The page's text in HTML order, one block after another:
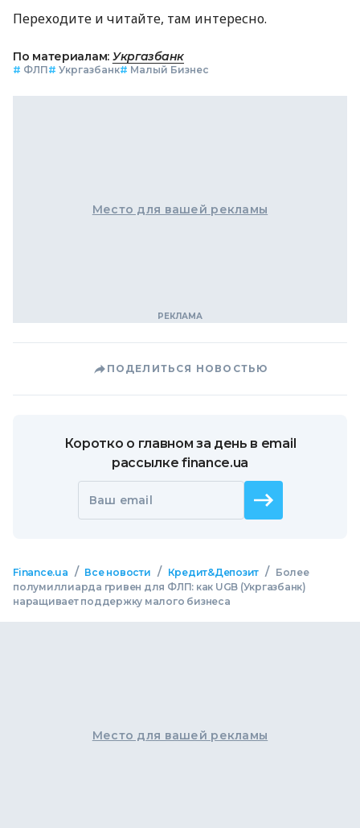
Переходите и читайте, там интересно.
По материалам: Укргазбанк
# ФЛП# Укргазбанк# Малый Бизнес
Место для вашей рекламы
ПОДЕЛИТЬСЯ НОВОСТЬЮ
Коротко о главном за день в email
рассылке finance.ua
Ваш email
Finance.ua / Все новости / Кредит&Депозит /
Более
полумиллиарда гривен для ФЛП: как UGB (Укргазбанк)
наращивает поддержку малого бизнеса
Место для вашей рекламы